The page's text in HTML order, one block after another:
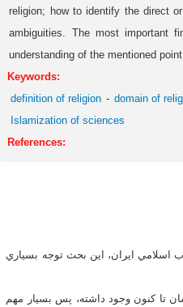
religion; how to identify the direct
ambiguities. The most important
understanding of the mentioned
Keywords:
definition of religion
domain of
Islamization of sciences
References:
اسلامي ايران، اين بحث توجه بسياري
تا کنون وجود داشته، پس بسيار مهم